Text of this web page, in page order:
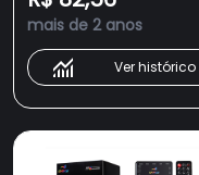
Computador chassis
Ajustar 120mm
Silencioso + Controle
mais de 2 anos
Ver histórico